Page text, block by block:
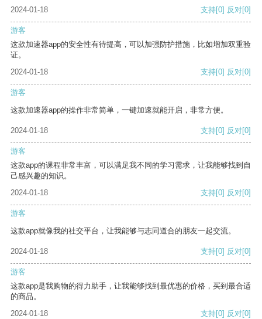
2024-01-18 支持[0] 反对[0]
游客
这款加速器app的安全性有待提高，可以加强防护措施，比如增加双重验
证。
2024-01-18
支持[0] 反对[0]
游客
这款加速器app的操作非常简单，一键加速就能开启，非常方便。
2024-01-18 支持[0] 反对[0]
游客
这款app的课程非常丰富，可以满足我不同的学习需求，让我能够找到自
己感兴趣的知识。
2024-01-18
支持[0] 反对[0]
游客
这款app就像我的社交平台，让我能够与志同道合的朋友一起交流。
2024-01-18 支持[0] 反对[0]
游客
这款app是我购物的得力助手，让我能够找到最优惠的价格，买到最合适
的商品。
2024-01-18
支持[0] 反对[0]